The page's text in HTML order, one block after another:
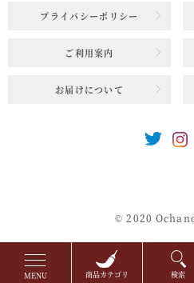
MENU 商品カテゴリ 検索
プライバシーポリシー
ご利用案内
お届けについて
© 2020